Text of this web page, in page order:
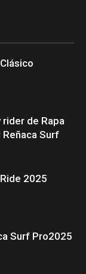
rider de Rapa
Surf
2025
Surf Pro2025